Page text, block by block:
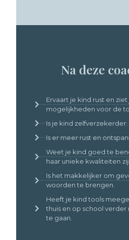
Na deze
Ervaart je kind rust en
mogelijkheden voor de
Is je kind zelfverzekerder.
Is er meer rust en
Weet je kind goed te
haar unieke kwaliteiten
Is het makkelijker om
woorden te brengen.
Heeft je kind tools
thuis en op school verder
te gaan.